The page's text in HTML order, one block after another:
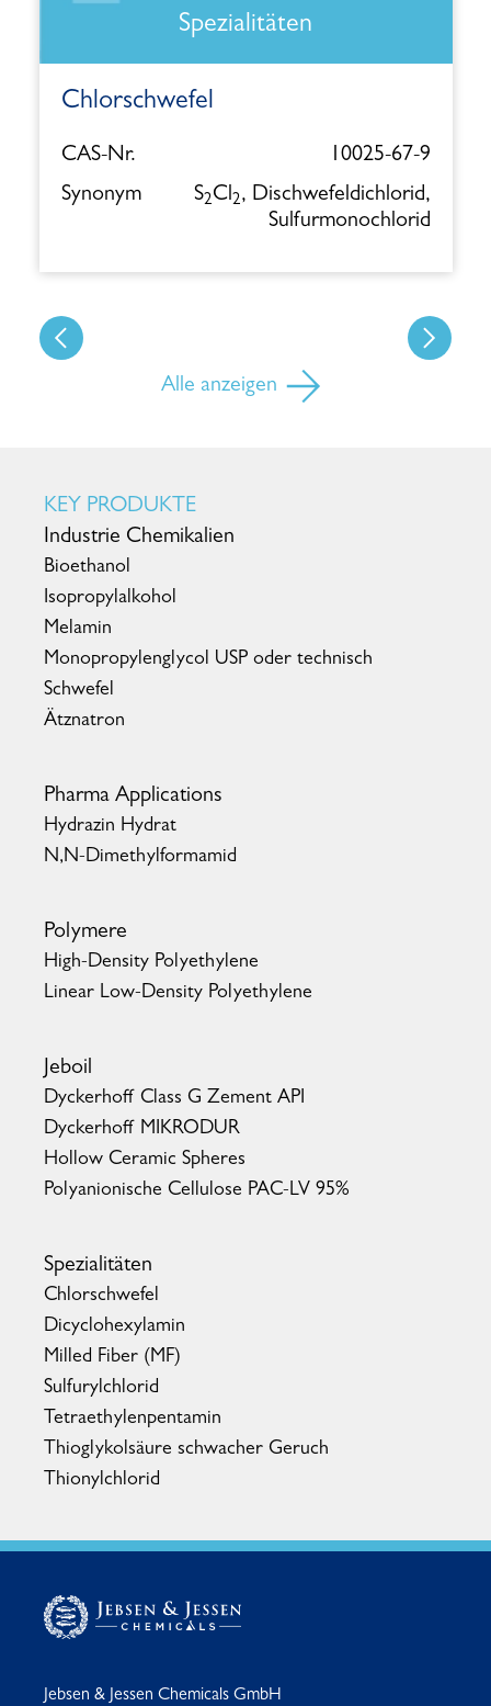
Spezialitäten
Chlorschwefel
CAS-Nr.
10025-67-9
Synonym
S2Cl2, Dischwefeldichlorid,
Sulfurmonochlorid
Alle anzeigen
KEY PRODUKTE
Industrie Chemikalien
Bioethanol
Isopropylalkohol
Melamin
Monopropylenglycol USP oder technisch
Schwefel
Ätznatron
Pharma Applications
Hydrazin Hydrat
N,N-Dimethylformamid
Polymere
High-Density Polyethylene
Linear Low-Density Polyethylene
Jeboil
Dyckerhoff Class G Zement API
Dyckerhoff MIKRODUR
Hollow Ceramic Spheres
Polyanionische Cellulose PAC-LV 95%
Spezialitäten
Chlorschwefel
Dicyclohexylamin
Milled Fiber (MF)
Sulfurylchlorid
Tetraethylenpentamin
Thioglykolsäure schwacher Geruch
Thionylchlorid
Jebsen & Jessen Chemicals GmbH